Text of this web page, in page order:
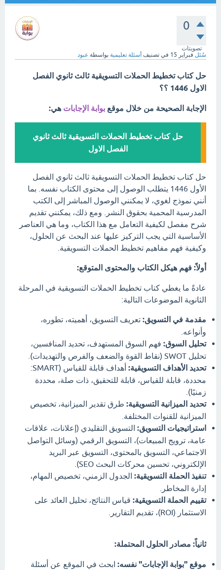
0
تصويتات
سُئل فبراير 15 في تصنيف أسئلة تعليمية بواسطة عبود
حل كتاب تخطيط الحملات التسويقية ثالث ثانوي الفصل
الاول 1446 ؟؟
الإجابة الصحيحة من خلال موقع بوابة الإجابات هي:
حل كتاب تخطيط الحملات التسويقية ثالث ثانوي
الفصل الاول
حل كتاب تخطيط الحملات التسويقية ثالث ثانوي الفصل
الأول 1446 يتطلب الوصول إلى محتوى الكتاب نفسه. بما
أنني نموذج لغوي، لا يمكنني الوصول المباشر إلى الكتب
المدرسية المحمية بحقوق النشر. ومع ذلك، يمكنني تقديم
شرح مفصل لكيفية التعامل مع هذا الكتاب، وما هي العناصر
الأساسية التي يجب التركيز عليها عند البحث عن الحلول،
وكيفية فهم مفاهيم تخطيط الحملات التسويقية.
أولاً: فهم هيكل الكتاب والمحتوى المتوقع:
عادةً ما يغطي كتاب تخطيط الحملات التسويقية في المرحلة
الثانوية الموضوعات التالية:
مقدمة في التسويق: تعريف التسويق، أهميته، تطوره،
وأنواعه.
تحليل السوق: فهم السوق المستهدف، تحديد المنافسين،
تحليل SWOT (نقاط القوة والضعف والفرص والتهديدات).
تحديد الأهداف التسويقية:
أهداف قابلة للقياس (SMART:
محددة، قابلة للقياس، قابلة للتحقيق، ذات صلة، محددة
زمنيًا).
تحديد الميزانية التسويقية: طرق تقدير الميزانية، تخصيص
الميزانية للقنوات المختلفة.
استراتيجيات التسويق: التسويق التقليدي (إعلانات، علاقات
عامة، ترويج المبيعات)، التسويق الرقمي (وسائل التواصل
الاجتماعي، التسويق بالمحتوى، التسويق عبر البريد
الإلكتروني، تحسين محركات البحث SEO).
تنفيذ الحملة التسويقية: الجدول الزمني، تخصيص المهام،
إدارة المخاطر.
تقييم الحملة التسويقية: قياس النتائج، تحليل العائد على
الاستثمار (ROI)، تقديم التقارير.
ثانياً: مصادر الحلول المحتملة:
موقع "بوابة الإجابات" نفسه: ابحث في الموقع عن أسئلة